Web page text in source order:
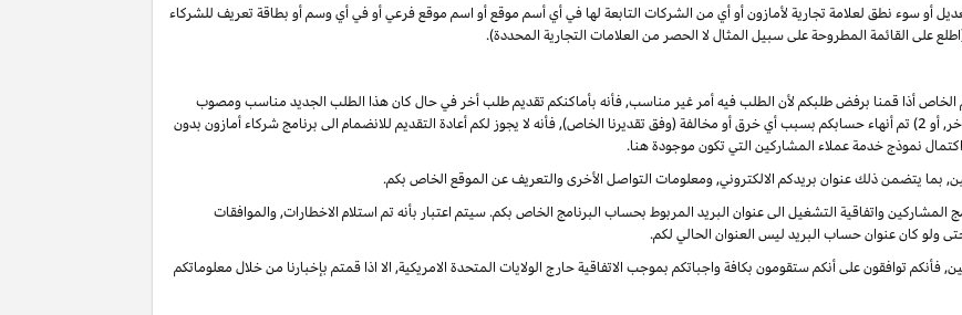
أو سوء نطق لعلامة تجارية لأمازون أو أي من الشركات التابعة لها في أي أسم موقع أو اسم موقع فرعي أو في أي وسم أو بطاقة تعريف للشركاء
القائمة المطروحة على سبيل المثال لا الحصر من العلامات التجارية المحددة).
الخاص أذا قمنا برفض طلبكم لأن الطلب فيه أمر غير مناسب, فأنه بأماكنكم تقديم طلب أخر في حال كان هذا الطلب الجديد مناسب ومصوب
الأوضاع. ألا انه, في حال تم في أي وقت 1) رفض طلبكم لأي سبب أخر, أو 2) تم أنهاء حسابكم بسبب أي خرق أو مخالفة (وفق تقديرنا الخاص), فأنه لا يجوز لكم أعادة التقديم للانضمام الى برنامج شركاء أمازون بدون
نموذج خدمة عملاء المشاركين التي تكون موجودة هنا.
بما يتضمن ذلك عنوان بريدكم الالكتروني, ومعلومات التواصل الأخرى والتعريف عن الموقع الخاص بكم.
واتفاقية التشغيل الى عنوان البريد المربوط بحساب البرنامج الخاص بكم. سيتم اعتبار بأنه تم استلام الاخطارات, والموافقات
ولو كان عنوان حساب البريد ليس العنوان الحالي لكم.
توافقون على أنكم ستقومون بكافة واجباتكم بموجب الاتفاقية حارج الولايات المتحدة الامريكية, الا اذا قمتم بإخبارنا من خلال معلوماتكم